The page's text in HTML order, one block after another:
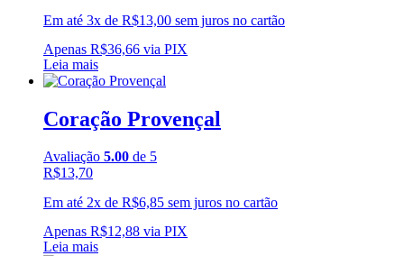
Em até 3x de R$13,00 sem juros no cartão
Apenas R$36,66 via PIX
Leia mais
Coração Provençal
Avaliação 5.00 de 5
R$13,70
Em até 2x de R$6,85 sem juros no cartão
Apenas R$12,88 via PIX
Leia mais